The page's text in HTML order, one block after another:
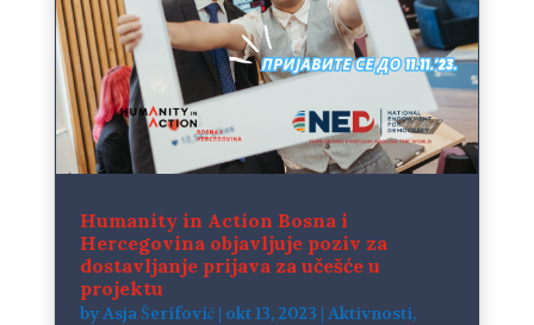
Humanity in Action Bosna i
Hercegovina objavljuje poziv za
dostavljanje prijava za učešće u
projektu
byAsja Šerifović| okt 13, 2023 | Aktivnosti,